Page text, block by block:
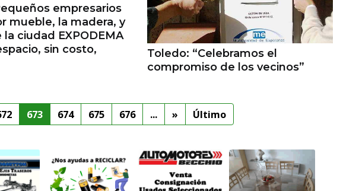
empresarios
mueble, la madera, y
ciudad EXPODEMA
sin costo,
Toledo: “Celebramos el
compromiso de los vecinos”
673 674 675 676 ... » Último